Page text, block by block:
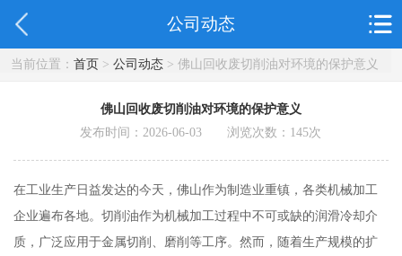
公司动态
当前位置： 首页> 公司动态> 佛山回收废切削油对环境的保护意义
佛山回收废切削油对环境的保护意义
发布时间：2026-06-03 浏览次数： 145次
在工业生产日益发达的今天，佛山作为制造业重镇，各类机械加工
企业遍布各地。切削油作为机械加工过程中不可或缺的润滑冷却介
质，广泛应用于金属切削、磨削等工序。然而，随着生产规模的扩